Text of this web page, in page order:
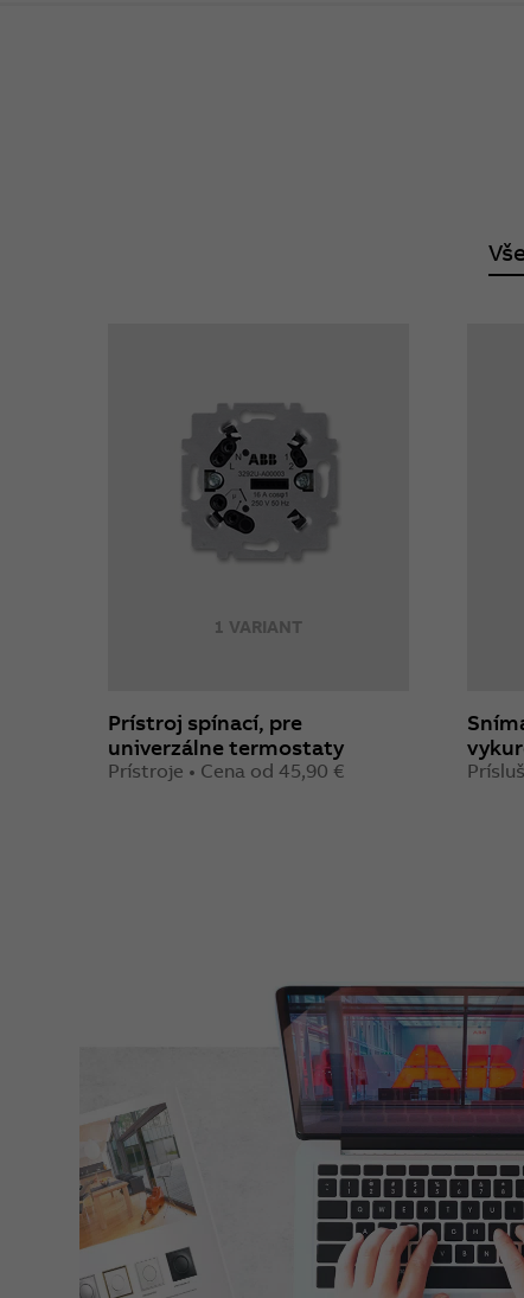
1 VARIANT
Prístroj spínací, pre
univerzálne termostaty
Prístroje • Cena od 45,90 €